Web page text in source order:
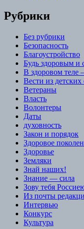
Рубрики
Без рубрики
Безопасность
Благоустройство
Будь здоровым и
В здоровом теле
Вести из детских
Ветераны
Власть
Волонтеры
Даты
духовность
Закон и порядок
Здоровое
Здоровье
Земляки
Знай наших!
Знание — сила
Зову тебя
Из почты
Интервью
Конкурс
Культура